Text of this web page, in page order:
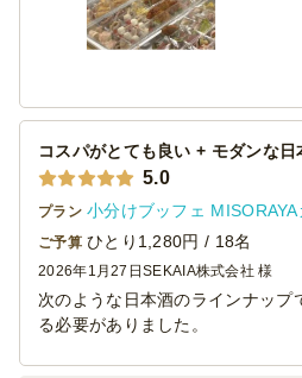
コスパがとても良い + モダンな日
5.0
プラン 小分けブッフェ
ご予算 ひとり1,280円 / 18名
2026年1月27日 SEKAIA株式会社 様
次のような日本酒のラインナップ
る必要がありました。